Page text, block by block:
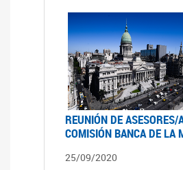
REUNIÓN DE ASESORES/
COMISIÓN BANCA DE LA
25/09/2020